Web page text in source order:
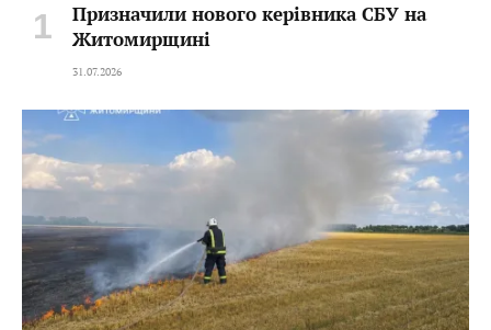
Призначили нового керівника СБУ на
Житомирщині
31.07.2026